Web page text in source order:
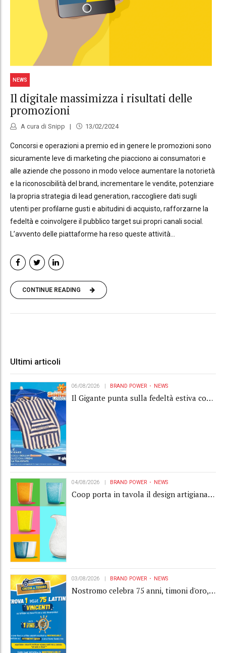
NEWS
Il digitale massimizza i risultati delle
promozioni
A cura di Snipp 13/02/2024
Concorsi e operazioni a premio ed in genere le promozioni sono
sicuramente leve di marketing che piacciono ai consumatori e
alle aziende che possono in modo veloce aumentare la notorietà
e la riconoscibilità del brand, incrementare le vendite, potenziare
la propria strategia di lead generation, raccogliere dati sugli
utenti per profilarne gusti e abitudini di acquisto, rafforzarne la
fedeltà e coinvolgere il pubblico target sui propri canali social.
L’avvento delle piattaforme ha reso queste attività...
CONTINUE READING
Ultimi articoli
06/08/2026 BRAND POWER NEWS
Il Gigante punta sulla fedeltà estiva con
04/08/2026 BRAND POWER NEWS
Coop porta in tavola il design artigianale
03/08/2026 BRAND POWER NEWS
Nostromo celebra 75 anni, timoni d'oro,